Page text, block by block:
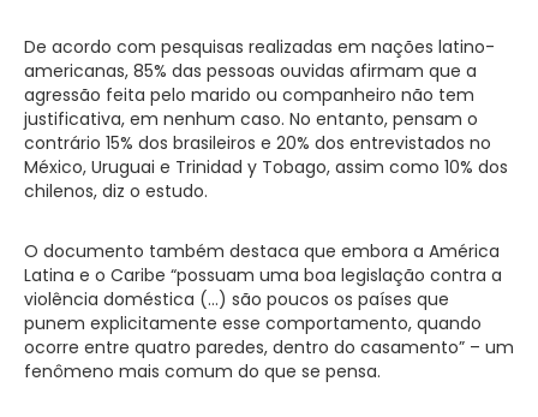
De acordo com pesquisas realizadas em nações latino-
americanas, 85% das pessoas ouvidas afirmam que a
agressão feita pelo marido ou companheiro não tem
justificativa, em nenhum caso. No entanto, pensam o
contrário 15% dos brasileiros e 20% dos entrevistados no
México, Uruguai e Trinidad y Tobago, assim como 10% dos
chilenos, diz o estudo.
O documento também destaca que embora a América
Latina e o Caribe “possuam uma boa legislação contra a
violência doméstica (…) são poucos os países que
punem explicitamente esse comportamento, quando
ocorre entre quatro paredes, dentro do casamento” – um
fenômeno mais comum do que se pensa.